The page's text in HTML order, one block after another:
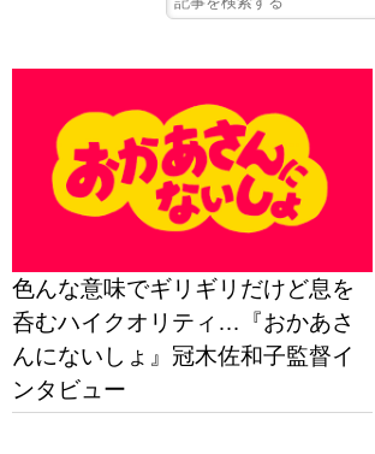
色んな意味でギリギリだけど息を
呑むハイクオリティ…『おかあさ
んにないしょ』冠木佐和子監督イ
ンタビュー